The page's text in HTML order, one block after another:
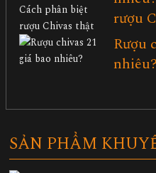
rượu
Rượu
nhiêu?
SẢN PHẨM